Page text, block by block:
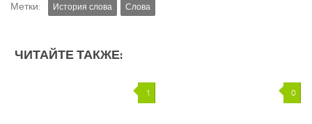
Метки: История слова Слова
ЧИТАЙТЕ ТАКЖЕ:
1 0